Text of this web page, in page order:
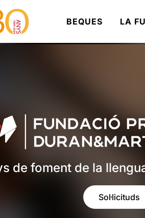
BEQUES LA
de foment de la
Sol·licituds